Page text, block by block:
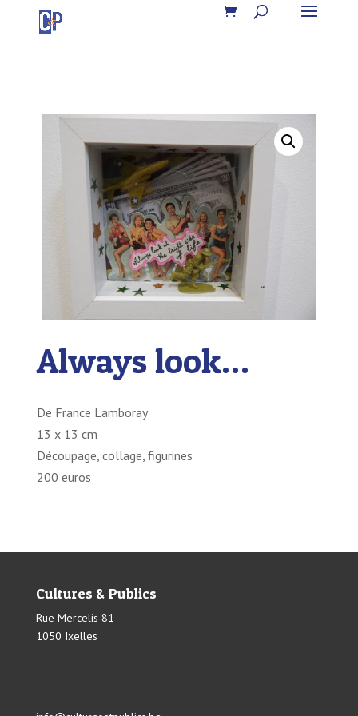
Always look…
De France Lamboray
13 x 13 cm
Découpage, collage, figurines
200 euros
Cultures & Publics
Rue Mercelis 81
1050 Ixelles